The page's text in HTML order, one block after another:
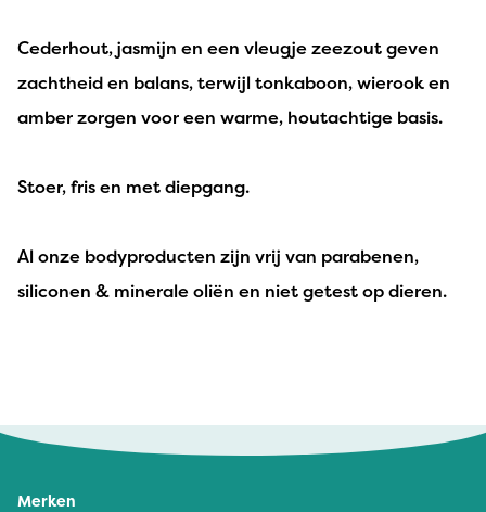
Cederhout, jasmijn en een vleugje zeezout geven
zachtheid en balans, terwijl tonkaboon, wierook en
amber zorgen voor een warme, houtachtige basis.
Stoer, fris en met diepgang.
Al onze bodyproducten zijn vrij van parabenen,
siliconen & minerale oliën en niet getest op dieren.
Merken